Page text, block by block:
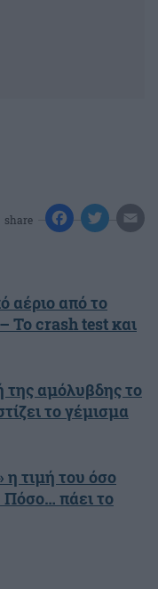
share
αέριο από το
Το crash test και
της αμόλυβδης το
το γέμισμα
η τιμή του όσο
Πόσο… πάει το